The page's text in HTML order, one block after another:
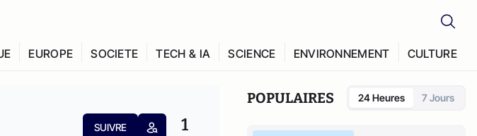
EUROPE SOCIETE TECH & IA SCIENCE ENVIRONNEMENT CULTURE
SUIVRE 1
POPULAIRES 24 Heures 7 Jours